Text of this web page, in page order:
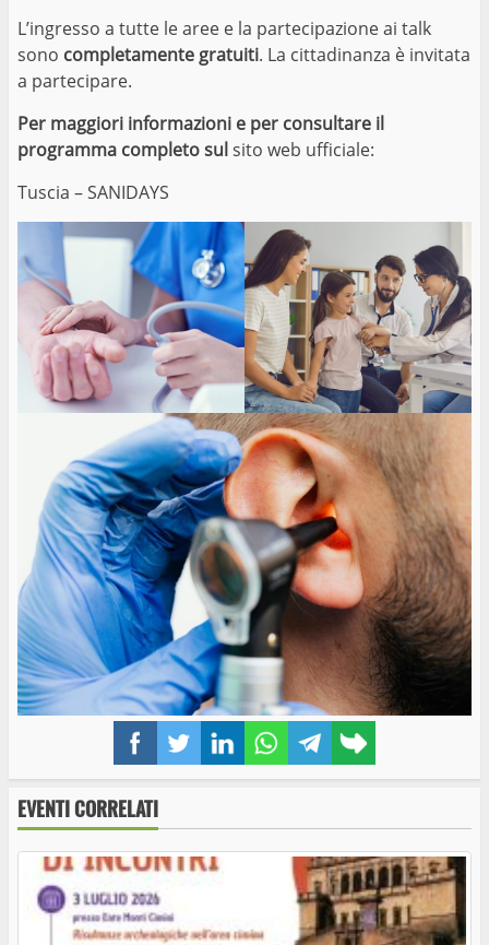
FacebookTwitterLinkedInWhatsAppTelegram
link
L’ingresso a tutte le aree e la partecipazione ai talk
sono completamente gratuiti. La cittadinanza è invitata
a partecipare.
Per maggiori informazioni e per consultare il
programma completo sulsito web ufficiale:
Tuscia – SANIDAYS
EVENTI CORRELATI
Ferento, Faber e mille papaveri rossi. In prima
nazionale il 31 luglio l’omaggio a Fabrizio De
André